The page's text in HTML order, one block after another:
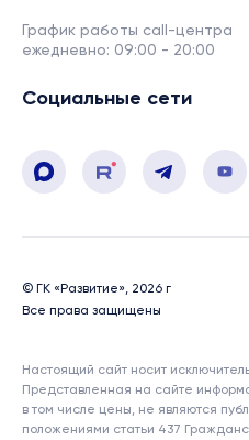
График работы call-центра
ежедневно: 09:00 - 20:00
Социальные сети
© ГК «Развитие», 2026 г
Все права защищены
Настоящий сайт носит
Представленная на сайте
в том числе цены, не являются
положениями статьи 437